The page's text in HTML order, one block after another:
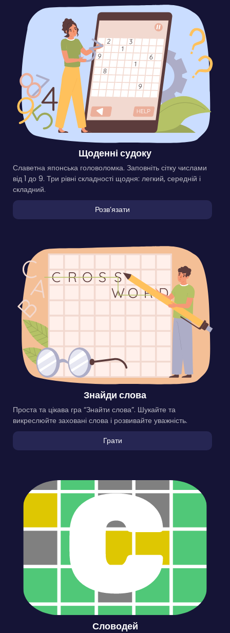
Щоденні судоку
Славетна японська головоломка. Заповніть сітку числами
від 1 до 9. Три рівні складності щодня: легкий, середній і
складний.
Розвʼязати
Знайди слова
Проста та цікава гра “Знайти слова”. Шукайте та
викреслюйте заховані слова і розвивайте уважність.
Грати
Словодей